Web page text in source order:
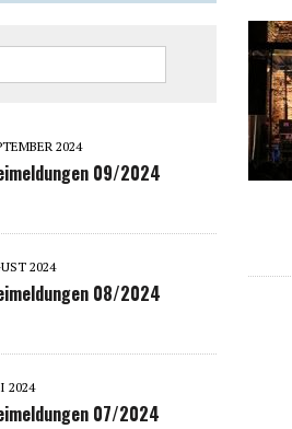
2024
09/2024
2024
08/2024
2024
07/2024